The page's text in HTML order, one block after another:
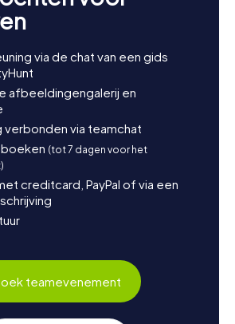
via de chat van een gids
afbeeldingengalerij en
verbonden via teamchat
(tot 7 dagen voor het
creditcard, PayPal of via een
teamevenement